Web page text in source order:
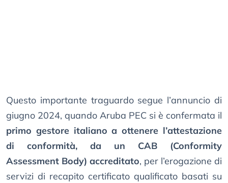
Questo importante traguardo segue l’annuncio di
giugno 2024, quando Aruba PEC si è confermata il
primo gestore italiano a ottenere l’attestazione
di conformità, da un CAB (Conformity
Assessment Body) accreditato, per l’erogazione di
servizi di recapito certificato qualificato basati su